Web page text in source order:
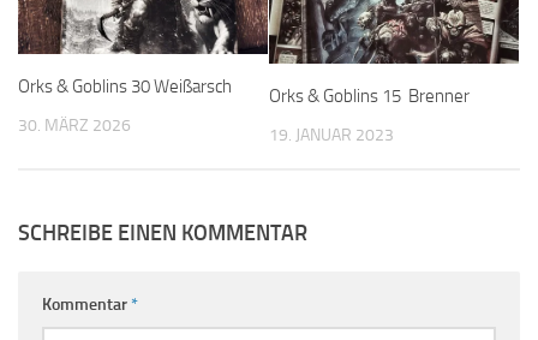
Orks & Goblins 30 Weißarsch
30. MÄRZ 2026
Orks & Goblins 15 Brenner
19. JANUAR 2023
SCHREIBE EINEN KOMMENTAR
Kommentar*